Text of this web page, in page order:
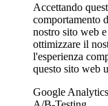
Accettando
comportamento
nostro sito web
ottimizzare il
l'esperienza
questo sito web
Google